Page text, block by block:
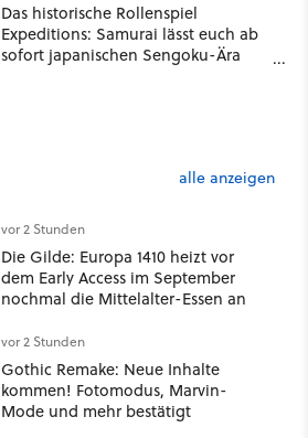
Das historische Rollenspiel
Expeditions: Samurai lässt euch ab
sofort japanischen Sengoku-Ära
alle anzeigen
vor 2 Stunden
Die Gilde: Europa 1410 heizt vor
dem Early Access im September
nochmal die Mittelalter-Essen an
vor 2 Stunden
Gothic Remake: Neue Inhalte
kommen! Fotomodus, Marvin-
Mode und mehr bestätigt